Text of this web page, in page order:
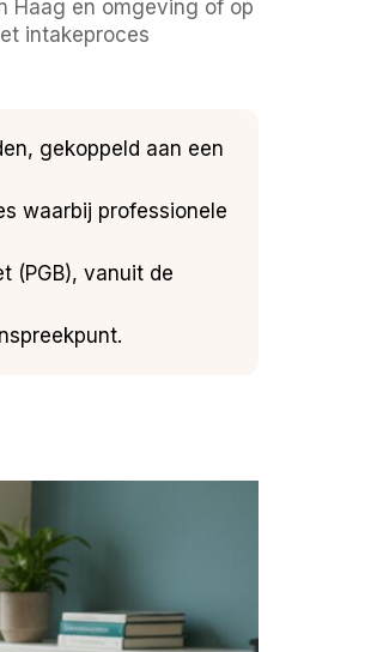
Haag en omgeving of op
intakeproces
gekoppeld aan een
waarbij professionele
(PGB), vanuit de